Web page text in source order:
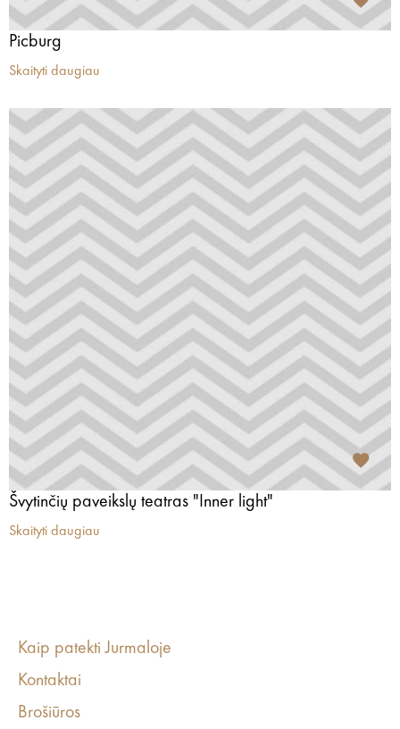
Picburg
Skaityti daugiau
Švytinčių paveikslų teatras "Inner light"
Skaityti daugiau
Kaip patekti Jurmaloje
Kontaktai
Brošiūros